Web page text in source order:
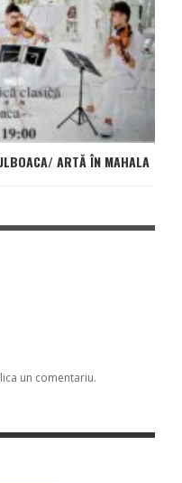
ARTĂ ÎN MAHALA
un comentariu.